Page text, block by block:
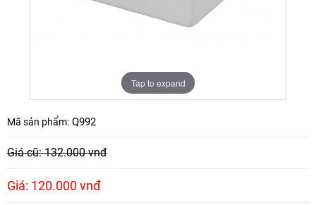
Tap to expand
Mã sản phẩm: Q992
Giá cũ: 132.000 vnđ
Giá: 120.000 vnđ